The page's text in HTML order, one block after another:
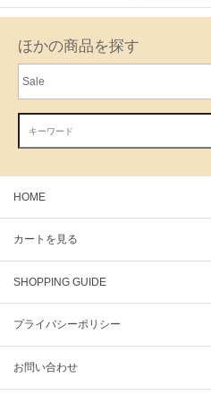
ほかの商品を探す
HOME
カートを見る
SHOPPING GUIDE
プライバシーポリシー
お問い合わせ